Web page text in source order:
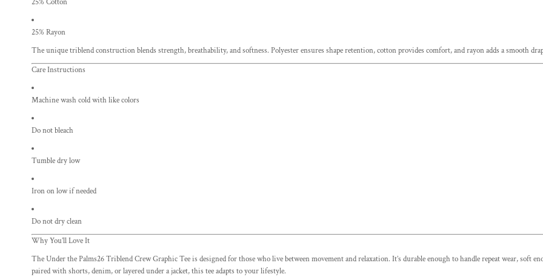
25% Cotton
25% Rayon
The unique triblend construction blends strength, breathability, and softness. Polyester ensures shape retention, cotton provides comfort, and rayon adds a smooth
Care Instructions
Machine wash cold with like colors
Do not bleach
Tumble dry low
Iron on low if needed
Do not dry clean
Why You’ll Love It
The Under the Palms26 Triblend Crew Graphic Tee is designed for those who live between movement and relaxation. It’s durable enough to handle repeat wear, soft
paired with shorts, denim, or layered under a jacket, this tee adapts to your lifestyle.